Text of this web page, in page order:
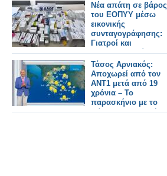
Νέα απάτη σε βάρος
του ΕΟΠΥΥ μέσω
εικονικής
συνταγογράφησης:
Γιατροί και
φαρμακοποιοί στο
κόλπο, άνω των
400.000 ευρώ η ζημιά
Τάσος Αρνιακός:
Αποχωρεί από τον
ΑΝΤ1 μετά από 19
χρόνια – Το
παρασκήνιο με το
πάρτι που δεν πήγε